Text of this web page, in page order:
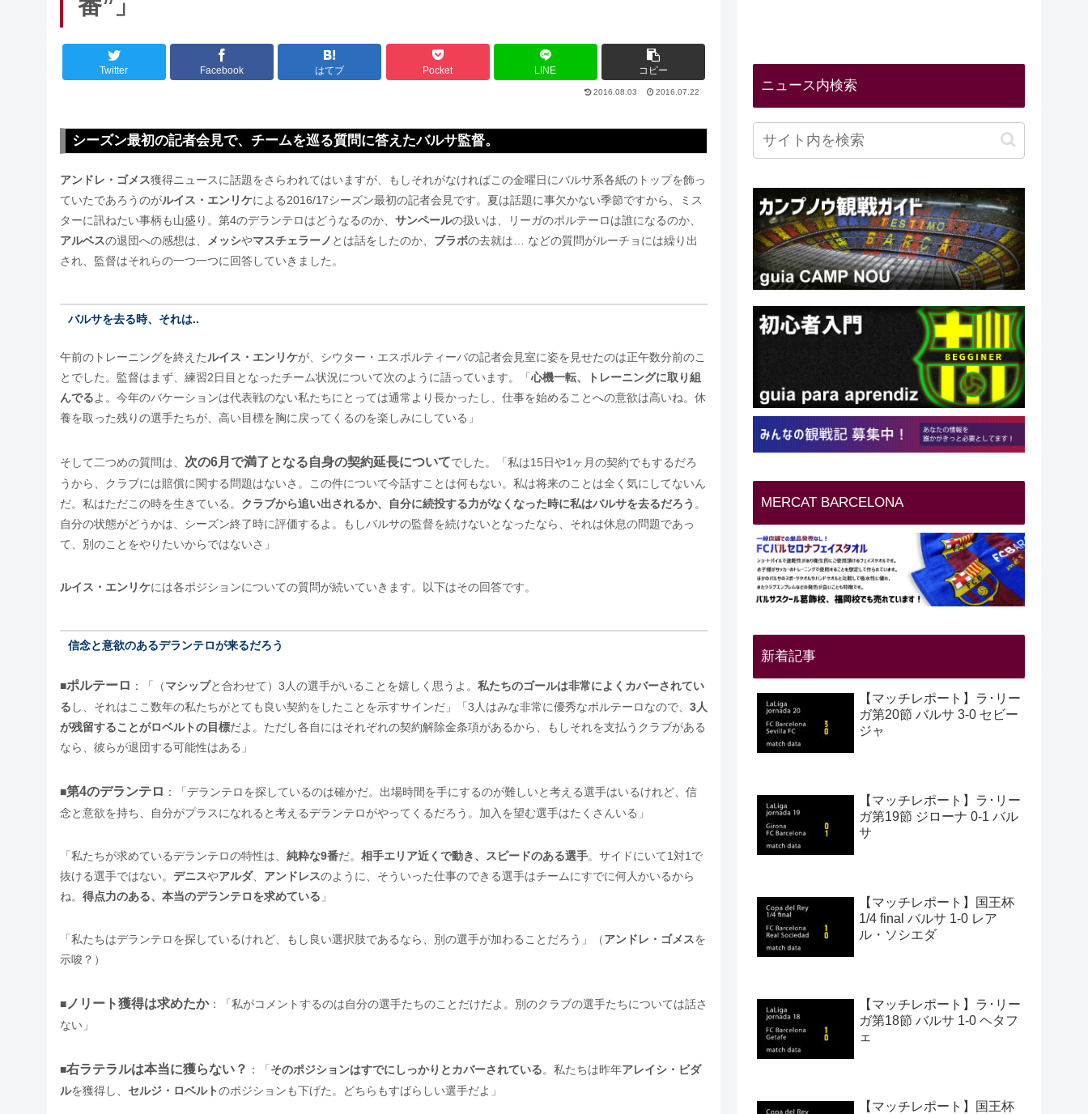
Twitter Facebook はてブ Pocket LINE コピー
2016.08.03 2016.07.22
シーズン最初の記者会見で、チームを巡る質問に答えたバルサ監督。
アンドレ・ゴメス獲得ニュースに話題をさらわれてはいますが、もしそれがなければこの金曜日にバルサ系各紙のトップを飾っ
ていたであろうのがルイス・エンリケによる2016/17シーズン最初の記者会見です。夏は話題に事欠かない季節ですから、ミス
ターに訊ねたい事柄も山盛り。第4のデランテロはどうなるのか、 サンペールの扱いは、リーガのポルテーロは誰になるのか、
アルベスの退団への感想は、 メッシやマスチェラーノ とは話をしたのか、 ブラボの去就は… などの質問がルーチョには繰り出
され、監督はそれらの一つ一つに回答していきました。
バルサを去る時、それは..
午前のトレーニングを終えたルイス・エンリケが、シウター・エスポルティーバの記者会見室に姿を見せたのは正午数分前のこ
とでした。監督はまず、練習2日目となったチーム状況について次のように語っています。「 心機一転、トレーニングに取り組
んでるよ。今年のバケーションは代表戦のない私たちにとっては通常より長かったし、仕事を始めることへの意欲は高いね。休
養を取った残りの選手たちが、高い目標を胸に戻ってくるのを楽しみにしている」
そして二つめの質問は、 次の6月で満了となる自身の契約延長についてでした。「私は15日や1ヶ月の契約でもするだろ
うから、クラブには賠償に関する問題はないさ。この件について今話すことは何もない。私は将来のことは全く気にしてないん
だ。私はただこの時を生きている。 クラブから追い出されるか、自分に続投する力がなくなった時に私はバルサを去るだろう 。
自分の状態がどうかは、シーズン終了時に評価するよ。もしバルサの監督を続けないとなったなら、それは休息の問題であっ
て、別のことをやりたいからではないさ」
ルイス・エンリケには各ポジションについての質問が続いていきます。以下はその回答です。
信念と意欲のあるデランテロが来るだろう
■ポルテーロ ：「（マシップと合わせて）3人の選手がいることを嬉しく思うよ。 私たちのゴールは非常によくカバーされてい
る し、それはここ数年の私たちがとても良い契約をしたことを示すサインだ」「3人はみな非常に優秀なポルテーロなので、 3人
が残留することがロベルトの目標だよ。ただし各自にはそれぞれの契約解除金条項があるから、もしそれを支払うクラブがある
なら、彼らが退団する可能性はある」
■第4のデランテロ ：「デランテロを探しているのは確かだ。出場時間を手にするのが難しいと考える選手はいるけれど、信
念と意欲を持ち、自分がプラスになれると考えるデランテロがやってくるだろう。加入を望む選手はたくさんいる」
「私たちが求めているデランテロの特性は、 純粋な9番だ。 相手エリア近くで動き、スピードのある選手。サイドにいて1対1で
抜ける選手ではない。 デニスやアルダ、 アンドレスのように、そういった仕事のできる選手はチームにすでに何人かいるから
ね。 得点力のある、本当のデランテロを求めている 」
「私たちはデランテロを探しているけれど、もし良い選択肢であるなら、別の選手が加わることだろう」（アンドレ・ゴメスを
示唆？）
■ ノリート獲得は求めたか：「私がコメントするのは自分の選手たちのことだけだよ。別のクラブの選手たちについては話さ
ない」
■右ラテラルは本当に獲らない？ ：「 そのポジションはすでにしっかりとカバーされている。私たちは昨年アレイシ・ビダ
ルを獲得し、 セルジ・ロベルトのポジションも下げた。どちらもすばらしい選手だよ」
ニュース内検索
MERCAT BARCELONA
新着記事
【マッチレポート】ラ･リー
ガ第20節 バルサ 3-0 セビー
ジャ
【マッチレポート】ラ･リー
ガ第19節 ジローナ 0-1 バル
サ
【マッチレポート】国王杯
1/4 final バルサ 1-0 レア
ル・ソシエダ
【マッチレポート】ラ･リー
ガ第18節 バルサ 1-0 ヘタフ
ェ
【マッチレポート】国王杯